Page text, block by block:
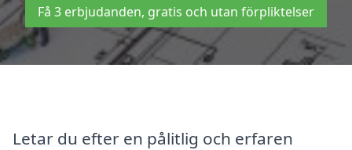
Få 3 erbjudanden, gratis och utan förpliktelser
Letar du efter en pålitlig och erfaren